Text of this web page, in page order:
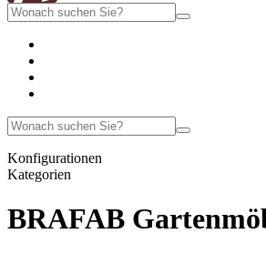
Konfigurationen
Kategorien
BRAFAB